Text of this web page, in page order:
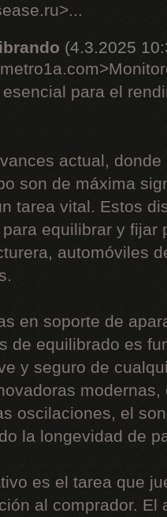
(4.3.2025
para el
actual,
son de máxima
tarea vital. Estos
equilibrar y fijar
automóviles
en soporte de
de equilibrado es
y seguro de
oscilaciones, el
la longevidad de
es el tarea que
al comprador. El